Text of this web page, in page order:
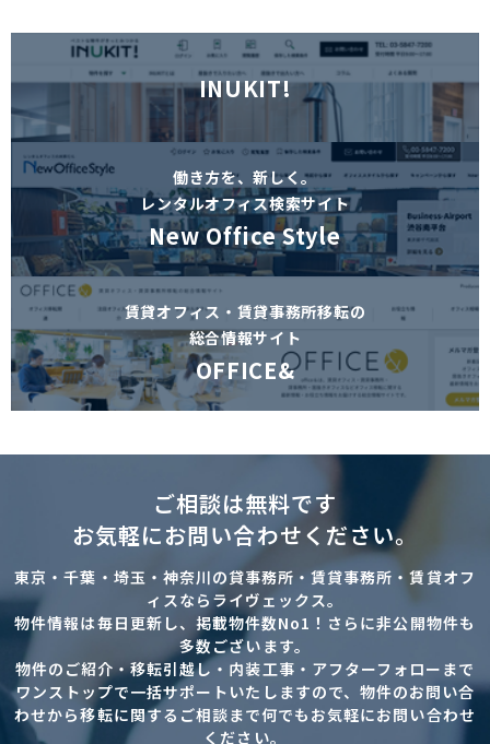
INUKIT!
働き方を、新しく。
レンタルオフィス検索サイト
New Office Style
賃貸オフィス・賃貸事務所移転の
総合情報サイト
OFFICE&
ご相談は無料です
お気軽にお問い合わせください。
東京・千葉・埼玉・神奈川の貸事務所・賃貸事務所・賃貸オフ
ィスならライヴェックス。
物件情報は毎日更新し、掲載物件数No1！さらに非公開物件も
多数ございます。
物件のご紹介・移転引越し・内装工事・アフターフォローまで
ワンストップで一括サポートいたしますので、物件のお問い合
わせから移転に関するご相談まで何でもお気軽にお問い合わせ
ください。